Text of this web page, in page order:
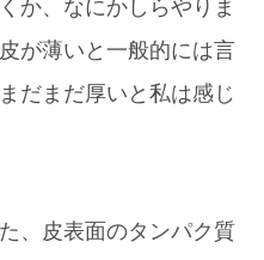
か、なにかしらやりま
が薄いと一般的には言
だまだ厚いと私は感じ
、皮表面のタンパク質